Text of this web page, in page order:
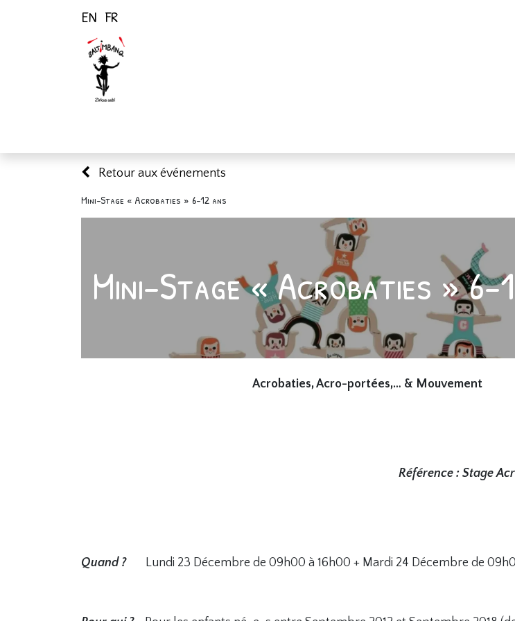
EN FR
Retour aux événements
Mini-Stage « Acrobaties » 6-12 ans
Mini-Stage « Acrobaties » 6-
Acrobaties, Acro-portées,… & Mouvement
Référence : Stage
Quand ?Lundi 23 Décembre de 09h00 à 16h00 + Mardi 24 Décembre de